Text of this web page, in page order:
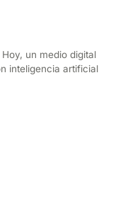
un medio digital
inteligencia artificial